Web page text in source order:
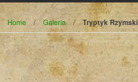
Home / Galeria / Tryptyk Rzymski